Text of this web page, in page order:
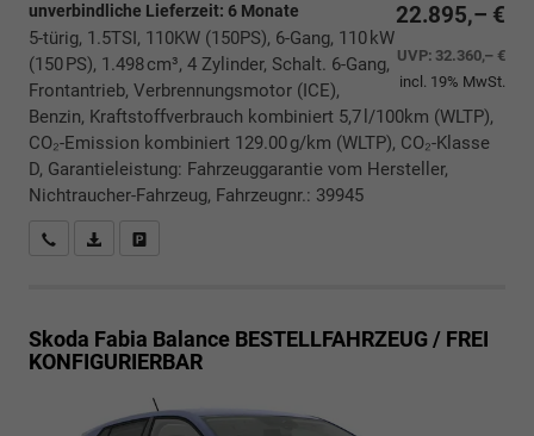
22.895,– €
UVP: 32.360,– €
incl. 19% MwSt.
unverbindliche Lieferzeit: 6 Monate
5-türig, 1.5TSI, 110KW (150PS), 6-Gang, 110 kW
(150 PS), 1.498 cm³, 4 Zylinder, Schalt. 6-Gang,
Frontantrieb, Verbrennungsmotor (ICE),
Benzin, Kraftstoffverbrauch kombiniert 5,7 l/100km (WLTP),
CO₂-Emission kombiniert 129.00 g/km (WLTP), CO₂-Klasse
D, Garantieleistung: Fahrzeuggarantie vom Hersteller,
Nichtraucher-Fahrzeug, Fahrzeugnr.: 39945
Rückrufbitte absenden
PDF-Datei, Fahrzeugexposé drucken
Skoda Fabia Balance BESTELLFAHRZEUG / FREI
KONFIGURIERBAR